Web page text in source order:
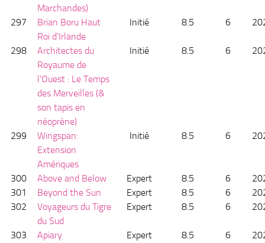
Marchandes)
297
Brian Boru Haut
Roi d'Irlande
Initié 8.5 6
298
Architectes du
Royaume de
l'Ouest : Le Temps
des Merveilles (&
son tapis en
néoprène)
Initié 8.5 6
299
Wingspan:
Extension
Amériques
Initié 8.5 6
300 Above and Below Expert 8.5 6
301
Beyond the Sun Expert 8.5 6
302
Voyageurs du Tigre
du Sud
Expert 8.5 6
303 Apiary Expert 8.5 6